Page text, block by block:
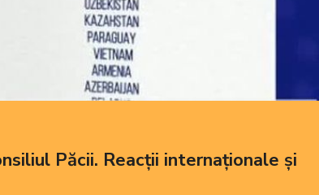
Păcii. Reacții internaționale și